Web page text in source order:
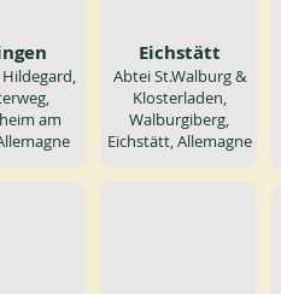
am
Eichstätt
Abtei St.Walburg &
Klosterladen,
Walburgiberg,
Eichstätt, Allemagne